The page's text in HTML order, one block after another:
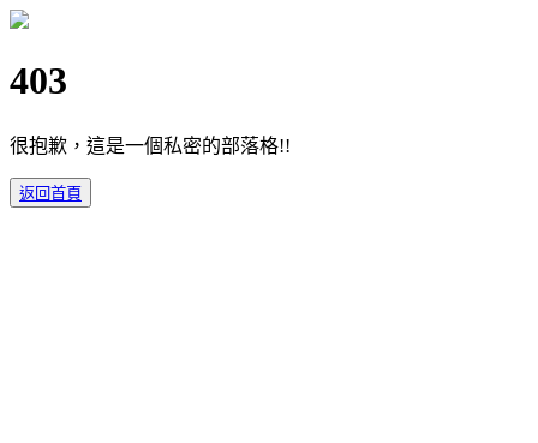
403
很抱歉，這是一個私密的部落格!!
返回首頁